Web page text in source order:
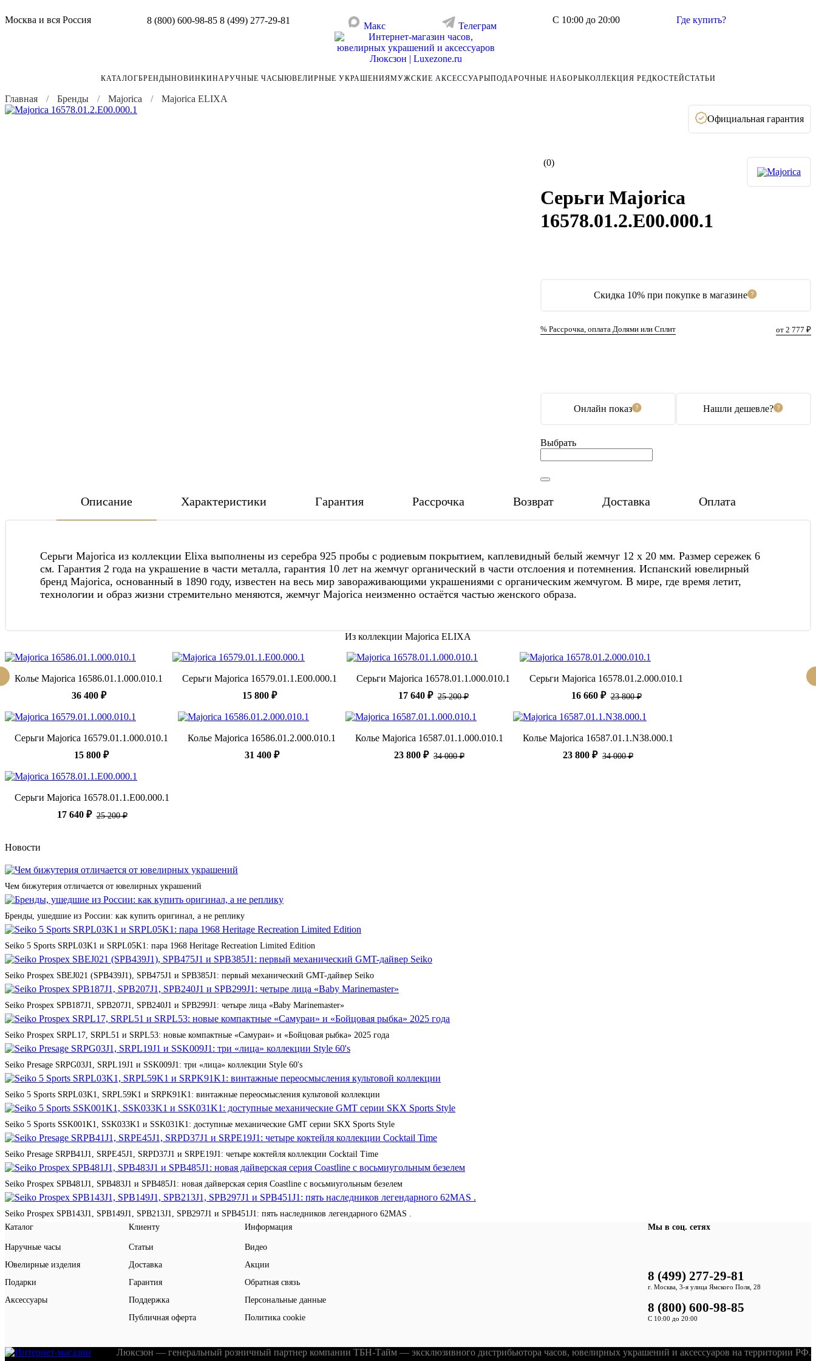
Москва и вся Россия 8 (800) 600-98-85 8 (499) 277-29-81
Макс Телеграм
С 10:00 до 20:00 Где купить?
КАТАЛОГБРЕНДЫНОВИНКИНАРУЧНЫЕ ЧАСЫЮВЕЛИРНЫЕ УКРАШЕНИЯМУЖСКИЕ АКСЕССУАРЫПОДАРОЧНЫЕ НАБОРЫКОЛЛЕКЦИЯ РЕДКОСТЕЙСТАТЬИ
Главная Бренды Majorica
Majorica ELIXA
Официальная гарантия
(0)
Скидка 10% при покупке в магазине
% Рассрочка, оплата Долями или Сплит от 2 777 ₽
Серьги Majorica
16578.01.2.E00.000.1
Онлайн показ Нашли дешевле?
Выбрать
Описание Характеристики Гарантия Рассрочка Возврат Доставка Оплата
Серьги Majorica из коллекции Elixa выполнены из серебра 925 пробы с родиевым покрытием, каплевидный белый жемчуг 12 х 20 мм. Размер сережек 6
см. Гарантия 2 года на украшение в части металла, гарантия 10 лет на жемчуг органический в части отслоения и потемнения. Испанский ювелирный
бренд Majorica, основанный в 1890 году, известен на весь мир завораживающими украшениями c органическим жемчугом. В мире, где время летит,
технологии и образ жизни стремительно меняются, жемчуг Majorica неизменно остаётся частью женского образа.
Из коллекции Majorica ELIXA
Колье Majorica 16586.01.1.000.010.1
36 400 ₽
Серьги Majorica 16579.01.1.E00.000.1
15 800 ₽
Серьги Majorica 16578.01.1.000.010.1
17 640 ₽ 25 200 ₽
Серьги Majorica 16578.01.2.000.010.1
16 660 ₽ 23 800 ₽
Серьги Majorica 16579.01.1.000.010.1
15 800 ₽
Колье Majorica 16586.01.2.000.010.1
31 400 ₽
Колье Majorica 16587.01.1.000.010.1
23 800 ₽ 34 000 ₽
Колье Majorica 16587.01.1.N38.000.1
23 800 ₽ 34 000 ₽
Серьги Majorica 16578.01.1.E00.000.1
17 640 ₽ 25 200 ₽
Новости
Чем бижутерия отличается от ювелирных украшений
Бренды, ушедшие из России: как купить оригинал, а не реплику
Seiko 5 Sports SRPL03K1 и SRPL05K1: пара 1968 Heritage Recreation Limited Edition
Seiko Prospex SBEJ021 (SPB439J1), SPB475J1 и SPB385J1: первый механический GMT-дайвер Seiko
Seiko Prospex SPB187J1, SPB207J1, SPB240J1 и SPB299J1: четыре лица «Baby Marinemaster»
Seiko Prospex SRPL17, SRPL51 и SRPL53: новые компактные «Самураи» и «Бойцовая рыбка» 2025 года
Seiko Presage SRPG03J1, SRPL19J1 и SSK009J1: три «лица» коллекции Style 60's
Seiko 5 Sports SRPL03K1, SRPL59K1 и SRPK91K1: винтажные переосмысления культовой коллекции
Seiko 5 Sports SSK001K1, SSK033K1 и SSK031K1: доступные механические GMT серии SKX Sports Style
Seiko Presage SRPB41J1, SRPE45J1, SRPD37J1 и SRPE19J1: четыре коктейля коллекции Cocktail Time
Seiko Prospex SPB481J1, SPB483J1 и SPB485J1: новая дайверская серия Coastline с восьмиугольным безелем
Seiko Prospex SPB143J1, SPB149J1, SPB213J1, SPB297J1 и SPB451J1: пять наследников легендарного 62MAS .
Каталог
Наручные часы
Ювелирные изделия
Подарки
Аксессуары
Клиенту
Статьи
Доставка
Гарантия
Поддержка
Публичная оферта
Информация
Видео
Акции
Обратная связь
Персональные данные
Политика cookie
Мы в соц. сетях
8 (499) 277-29-81
г. Москва, 3-я улица Ямского Поля, 28
8 (800) 600-98-85
С 10:00 до 20:00
Люксзон — генеральный розничный партнер компании ТБН-Тайм — эксклюзивного дистрибьютора часов, ювелирных украшений и аксессуаров на территории РФ.